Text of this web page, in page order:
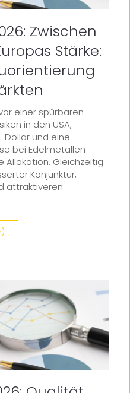
Zwischen
Stärke:
einer spürbaren
in den USA,
Dollar und eine
bei Edelmetallen
Gleichzeitig
Konjunktur,
attraktiveren